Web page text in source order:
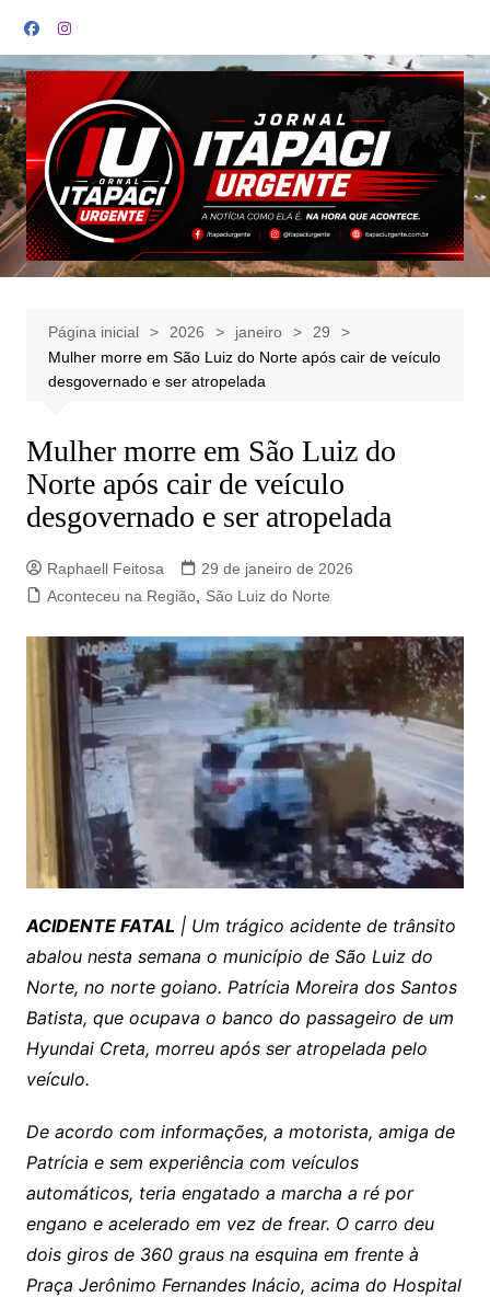
para
o
conteúdo
Página inicial 2026 janeiro
29
Mulher morre em São Luiz do Norte após cair de veículo
desgovernado e ser atropelada
Mulher morre em São Luiz do
Norte após cair de veículo
desgovernado e ser atropelada
Raphaell Feitosa
29 de janeiro de 2026
Aconteceu na Região, São Luiz do Norte
ACIDENTE FATAL | Um trágico acidente de trânsito
abalou nesta semana o município de São Luiz do
Norte, no norte goiano. Patrícia Moreira dos Santos
Batista, que ocupava o banco do passageiro de um
Hyundai Creta, morreu após ser atropelada pelo
veículo.
De acordo com informações, a motorista, amiga de
Patrícia e sem experiência com veículos
automáticos, teria engatado a marcha a ré por
engano e acelerado em vez de frear. O carro deu
dois giros de 360 graus na esquina em frente à
Praça Jerônimo Fernandes Inácio, acima do Hospital